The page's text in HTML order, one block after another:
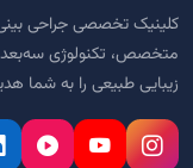
کلینیک تخصصی جراحی
متخصص، تکنولوژی
زیبایی طبیعی را به شما